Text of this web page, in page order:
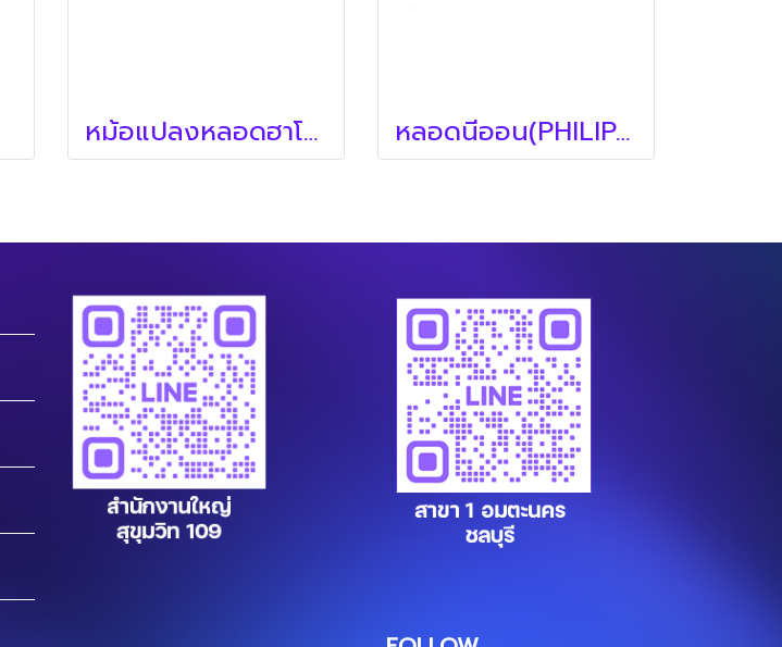
หม้อแปลงหลอดฮาโลเจน (PHILIPS) หลอดนีออน(PHILIPS)